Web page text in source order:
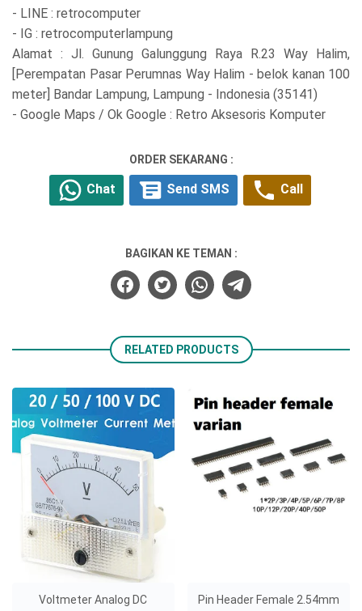
- LINE : retrocomputer
- IG : retrocomputerlampung
Alamat : Jl. Gunung Galunggung Raya R.23 Way Halim,
[Perempatan Pasar Perumnas Way Halim - belok kanan 100
meter] Bandar Lampung, Lampung - Indonesia (35141)
- Google Maps / Ok Google : Retro Aksesoris Komputer
ORDER SEKARANG :
Chat Send SMS Call
BAGIKAN KE TEMAN :
RELATED PRODUCTS
Voltmeter Analog DC Pin Header Female 2.54mm